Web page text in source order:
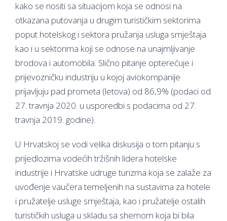
kako se nositi sa situacijom koja se odnosi na
otkazana putovanja u drugim turističkim sektorima
poput hotelskog i sektora pružanja usluga smještaja
kao i u sektorima koji se odnose na unajmljivanje
brodova i automobila. Slično pitanje opterećuje i
prijevozničku industriju u kojoj aviokompanije
prijavljuju pad prometa (letova) od 86,9% (podaci od
27. travnja 2020. u usporedbi s podacima od 27.
travnja 2019. godine).
U Hrvatskoj se vodi velika diskusija o tom pitanju s
prijedlozima vodećih tržišnih lidera hotelske
industrije i Hrvatske udruge turizma koja se zalaže za
uvođenje vaučera temeljenih na sustavima za hotele
i pružatelje usluge smještaja, kao i pružatelje ostalih
turističkih usluga u skladu sa shemom koja bi bila